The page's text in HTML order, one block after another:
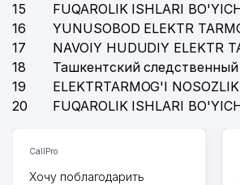
15
FUQAROLIK ISHLARI
16
YUNUSOBOD ELEKTR
17
NAVOIY HUDUDIY ELEKTR
18
Ташкентский следственный
19
ELEKTRTARMOG'I
20
FUQAROLIK ISHLARI
CallPro
Хочу поблагодарить